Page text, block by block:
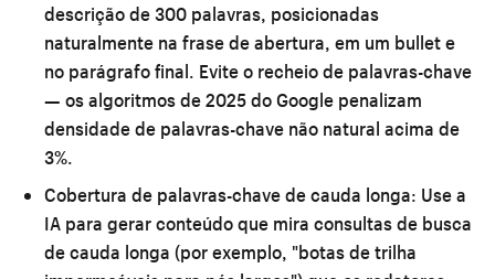
descrição de 300 palavras, posicionadas
naturalmente na frase de abertura, em um bullet e
no parágrafo final. Evite o recheio de palavras-chave
— os algoritmos de 2025 do Google penalizam
densidade de palavras-chave não natural acima de
3%.
Cobertura de palavras-chave de cauda longa: Use a
IA para gerar conteúdo que mira consultas de busca
de cauda longa (por exemplo, "botas de trilha